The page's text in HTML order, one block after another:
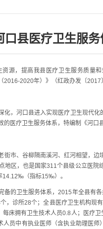
口县医疗卫生服
，提高我县医疗卫生服务质量和
2016-2020年）》（红政办发〔2017
河口县进入实现医疗卫生现代化
医疗卫生服务体系，特编制《河口
市、谷柳隔南溪河、红河相望，边
地区，也是国家311个县级公立医
14.12‰（指标15‰）。
的卫生服务体系，2015年全县有各
，诊所28个；全县医疗卫生机构
床拥有卫生技术人员0.8人；医疗
人员中有执业医师（含执业助理医